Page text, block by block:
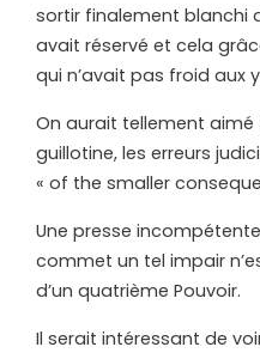
sortir finalement blanchi
avait réservé et cela
qui n’avait pas froid aux
On aurait tellement aimé
guillotine, les erreurs
« of the smaller
Une presse
commet un tel impair
d’un quatrième Pouvoir.
Il serait intéressant de